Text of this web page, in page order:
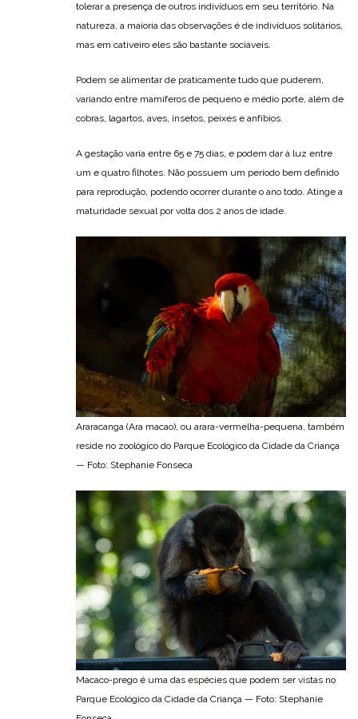
tolerar a presença de outros indivíduos em seu território. Na
natureza, a maioria das observações é de indivíduos solitários,
mas em cativeiro eles são bastante sociáveis.
Podem se alimentar de praticamente tudo que puderem,
variando entre mamíferos de pequeno e médio porte, além de
cobras, lagartos, aves, insetos, peixes e anfíbios.
A gestação varia entre 65 e 75 dias, e podem dar à luz entre
um e quatro filhotes. Não possuem um período bem definido
para reprodução, podendo ocorrer durante o ano todo. Atinge a
maturidade sexual por volta dos 2 anos de idade.
Araracanga (Ara macao), ou arara-vermelha-pequena, também
reside no zoológico do Parque Ecológico da Cidade da Criança
— Foto: Stephanie Fonseca
Macaco-prego é uma das espécies que podem ser vistas no
Parque Ecológico da Cidade da Criança — Foto: Stephanie